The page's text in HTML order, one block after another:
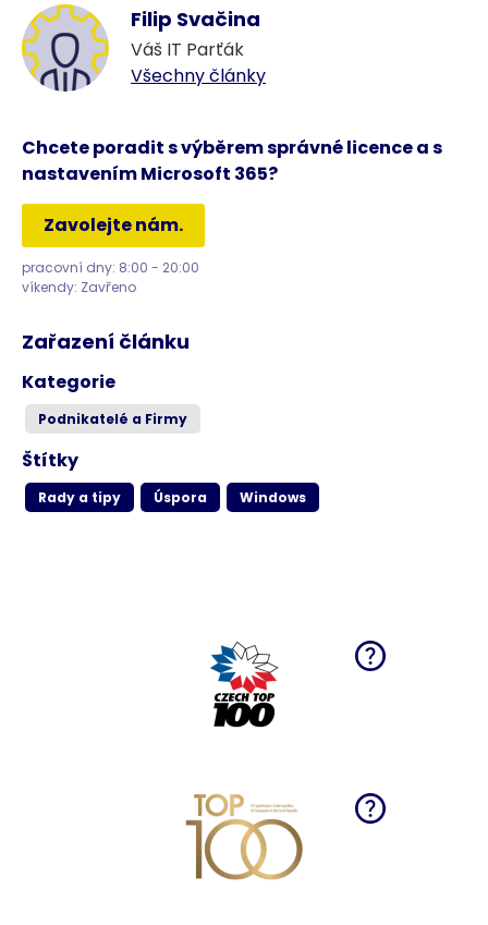
Filip Svačina
Váš IT Parťák
Všechny články
Chcete poradit s výběrem správné licence a s
nastavením Microsoft 365?
Zavolejte nám.
pracovní dny: 8:00 - 20:00
víkendy: Zavřeno
Zařazení článku
Kategorie
Podnikatelé a Firmy
Štítky
Rady a tipy Úspora Windows